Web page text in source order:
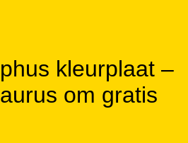
om gratis